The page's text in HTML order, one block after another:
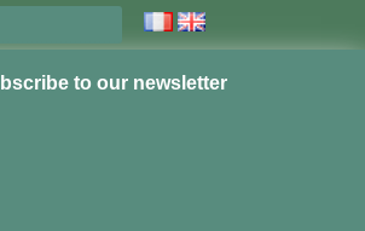
to our newsletter